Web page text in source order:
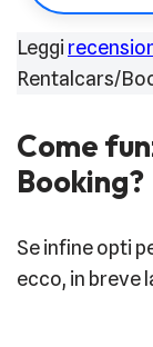
Leggi
Rentalcars/
Come
Booking?
Se infine opti
ecco, in breve